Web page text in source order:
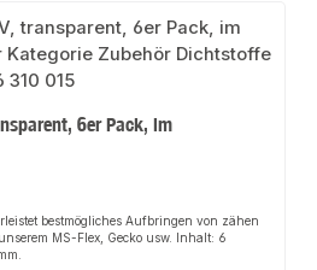
6er Pack, im
bestmögliches Aufbringen von zähen
MS-Flex, Gecko usw. Inhalt: 6